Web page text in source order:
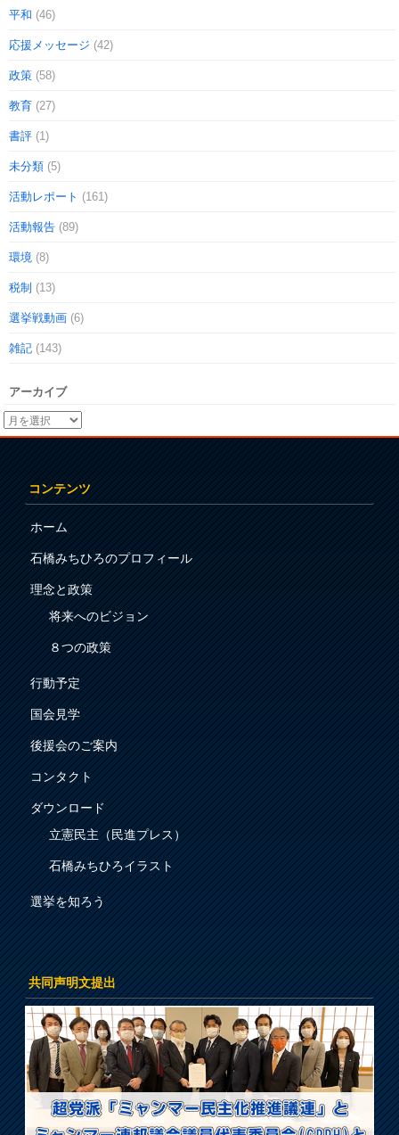
平和 (46)
応援メッセージ (42)
政策 (58)
教育 (27)
書評 (1)
未分類 (5)
活動レポート (161)
活動報告 (89)
環境 (8)
税制 (13)
選挙戦動画 (6)
雑記 (143)
アーカイブ
コンテンツ
ホーム
石橋みちひろのプロフィール
理念と政策
将来へのビジョン
８つの政策
行動予定
国会見学
後援会のご案内
コンタクト
ダウンロード
立憲民主（民進プレス）
石橋みちひろイラスト
選挙を知ろう
共同声明文提出